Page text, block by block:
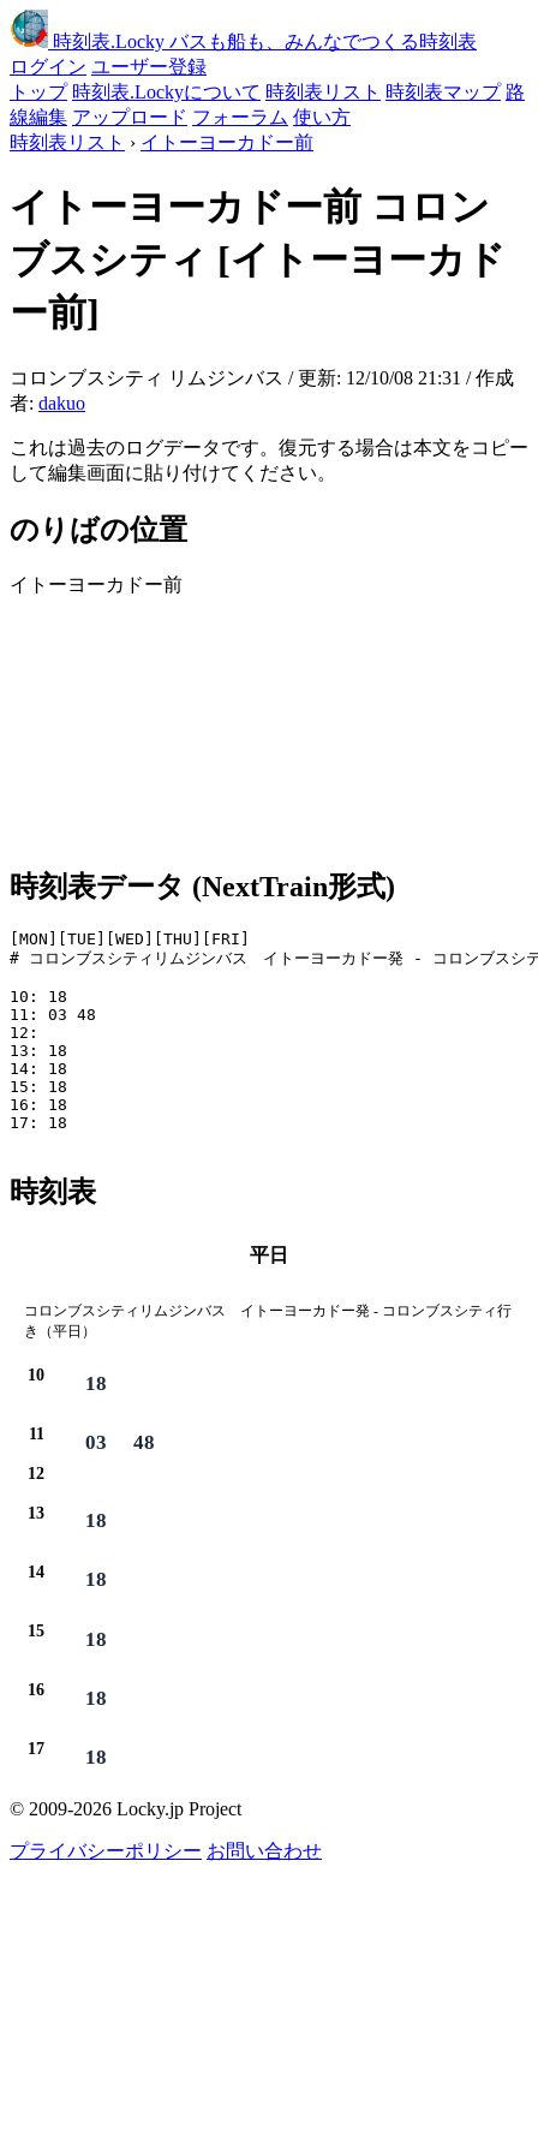
時刻表.Locky バスも船も、みんなでつくる時刻表
ログイン ユーザー登録
トップ 時刻表.Lockyについて 時刻表リスト 時刻表マップ 路
線編集 アップロード フォーラム 使い方
時刻表リスト › イトーヨーカドー前
イトーヨーカドー前 コロン
ブスシティ [イトーヨーカド
ー前]
コロンブスシティ リムジンバス / 更新: 12/10/08 21:31 / 作成
者: dakuo
これは過去のログデータです。復元する場合は本文をコピー
して編集画面に貼り付けてください。
のりばの位置
イトーヨーカドー前
時刻表データ (NextTrain形式)
[MON][TUE][WED][THU][FRI]
# コロンブスシティリムジンバス　イトーヨーカドー発 - コロンブスシ
10: 18
11: 03 48
12:
13: 18
14: 18
15: 18
16: 18
17: 18
時刻表
平日
コロンブスシティリムジンバス イトーヨーカドー発 - コロンブスシティ行
き（平日）
10 18
11 03 48
12
13 18
14 18
15 18
16 18
17 18
© 2009-2026 Locky.jp Project
プライバシーポリシー お問い合わせ